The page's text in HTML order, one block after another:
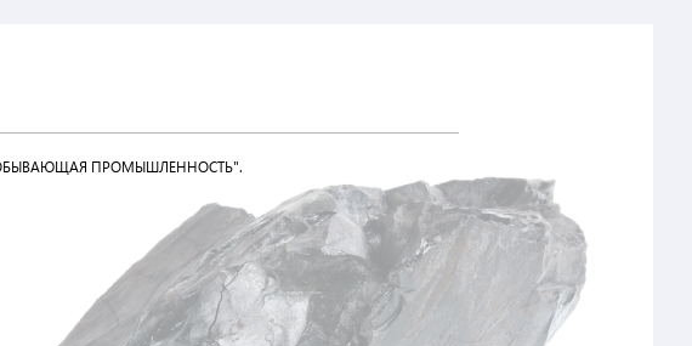
ПРОМЫШЛЕННОСТЬ".